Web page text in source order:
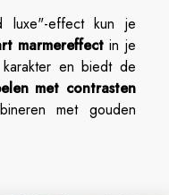
luxe"-effect kun je
marmereffect in je
en biedt de
met contrasten
met gouden